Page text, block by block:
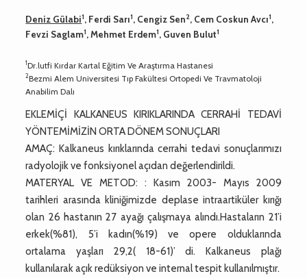
Deniz Gülabi1, Ferdi Sarı1, Cengiz Sen2, Cem Coskun Avcı1,
Fevzi Saglam1, Mehmet Erdem1, Guven Bulut1
1Dr.lutfi Kırdar Kartal Eğitim Ve Araştırma Hastanesi
2Bezmi Alem Universitesi Tıp Fakültesi Ortopedi Ve Travmatoloji
Anabilim Dalı
EKLEMİÇİ KALKANEUS KIRIKLARINDA CERRAHİ TEDAVİ
YÖNTEMİMİZİN ORTA DÖNEM SONUÇLARI
AMAÇ: Kalkaneus kırıklarında cerrahi tedavi sonuçlarımızı
radyolojik ve fonksiyonel açıdan değerlendirildi.
MATERYAL VE METOD: : Kasım 2003- Mayıs 2009
tarihleri arasında kliniğimizde deplase intraartiküler kırığı
olan 26 hastanın 27 ayağı çalışmaya alındı.Hastaların 21’i
erkek(%81), 5’i kadın(%19) ve opere olduklarında
ortalama yaşları 29,2( 18-61)’ di. Kalkaneus plağı
kullanılarak açık redüksiyon ve internal tespit kullanılmıştır.